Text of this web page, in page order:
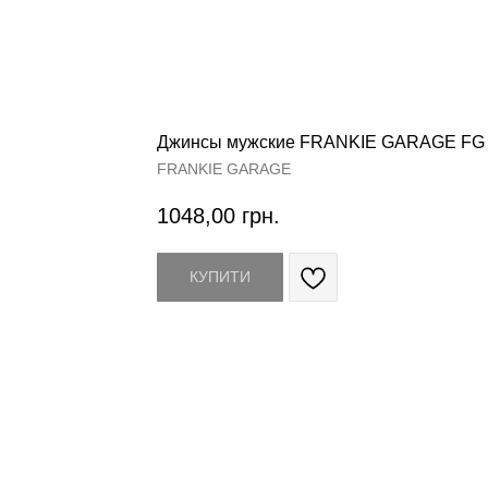
Джинсы мужские FRANKIE GARAGE
FRANKIE GARAGE
1048,00 грн.
КУПИТИ